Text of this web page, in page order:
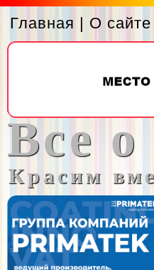
Главная | О сайте
Все о
Красим